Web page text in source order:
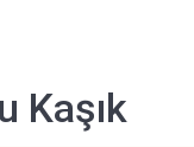
Kaşık